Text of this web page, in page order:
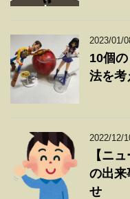
2023/01/
10個
法を考
2022/12/
【ニ
の出来
せ